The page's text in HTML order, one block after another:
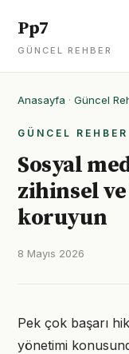
Pp7
GÜNCEL REHBER
Anasayfa · Güncel
GÜNCEL REHBER
Sosyal
zihinsel
koruyun
8 Mayıs 2026
Pek çok başarı
yönetimi